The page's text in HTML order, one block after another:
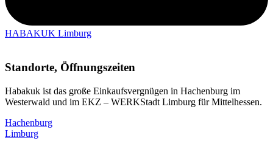
HABAKUK Limburg
Standorte, Öffnungszeiten
Habakuk ist das große Einkaufsvergnügen in Hachenburg im
Westerwald und im EKZ – WERKStadt Limburg für Mittelhessen.
Hachenburg
Limburg